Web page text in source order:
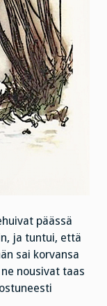
päässä
ja tuntui, että
sai korvansa
nousivat taas